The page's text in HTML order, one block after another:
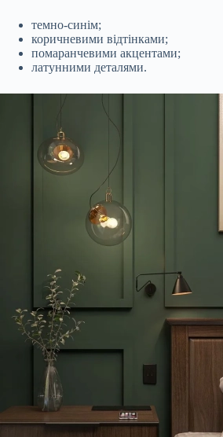
темно-синім;
коричневими відтінками;
помаранчевими акцентами;
латунними деталями.